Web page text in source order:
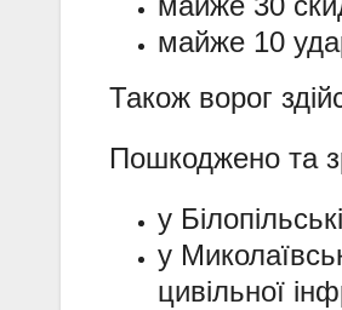
майже 10
Також ворог
Пошкоджено та
у
у
цивільної